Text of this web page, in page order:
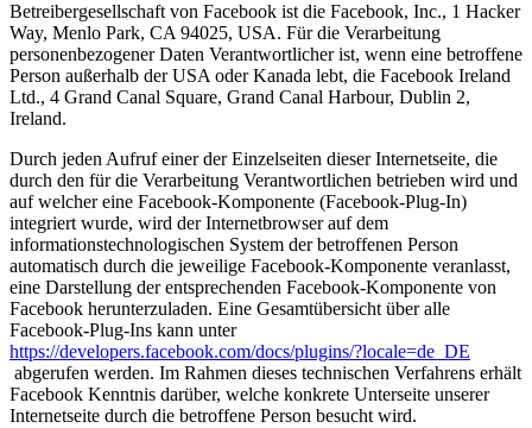
Betreibergesellschaft von Facebook ist die Facebook, Inc., 1 Hacker
Way, Menlo Park, CA 94025, USA. Für die Verarbeitung
personenbezogener Daten Verantwortlicher ist, wenn eine betroffene
Person außerhalb der USA oder Kanada lebt, die Facebook Ireland
Ltd., 4 Grand Canal Square, Grand Canal Harbour, Dublin 2,
Ireland.
Durch jeden Aufruf einer der Einzelseiten dieser Internetseite, die
durch den für die Verarbeitung Verantwortlichen betrieben wird und
auf welcher eine Facebook-Komponente (Facebook-Plug-In)
integriert wurde, wird der Internetbrowser auf dem
informationstechnologischen System der betroffenen Person
automatisch durch die jeweilige Facebook-Komponente veranlasst,
eine Darstellung der entsprechenden Facebook-Komponente von
Facebook herunterzuladen. Eine Gesamtübersicht über alle
Facebook-Plug-Ins kann unter
https://developers.facebook.com/docs/plugins/?locale=de_DE
abgerufen werden. Im Rahmen dieses technischen Verfahrens erhält
Facebook Kenntnis darüber, welche konkrete Unterseite unserer
Internetseite durch die betroffene Person besucht wird.